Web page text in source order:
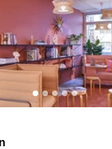
Basel-Stadt